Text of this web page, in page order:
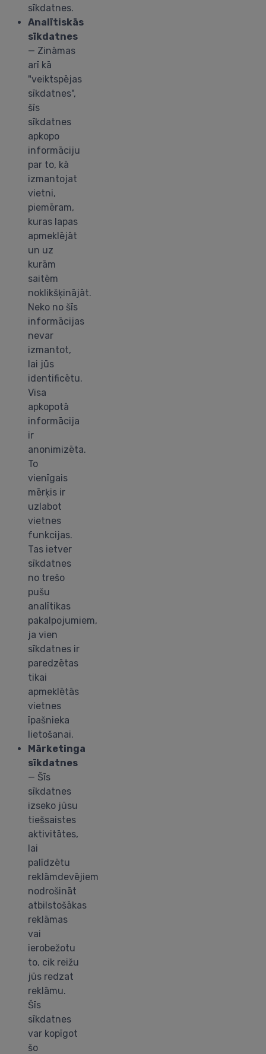
sīkdatnes.
Analītiskās
sīkdatnes
— Zināmas
arī kā
"veiktspējas
sīkdatnes",
šīs
sīkdatnes
apkopo
informāciju
par to, kā
izmantojat
vietni,
piemēram,
kuras lapas
apmeklējāt
un uz
kurām
saitēm
noklikšķinājāt.
Neko no šīs
informācijas
nevar
izmantot,
lai jūs
identificētu.
Visa
apkopotā
informācija
ir
anonimizēta.
To
vienīgais
mērķis ir
uzlabot
vietnes
funkcijas.
Tas ietver
sīkdatnes
no trešo
pušu
analītikas
pakalpojumiem,
ja vien
sīkdatnes ir
paredzētas
tikai
apmeklētās
vietnes
īpašnieka
lietošanai.
Mārketinga
sīkdatnes
— Šīs
sīkdatnes
izseko jūsu
tiešsaistes
aktivitātes,
lai
palīdzētu
reklāmdevējiem
nodrošināt
atbilstošākas
reklāmas
vai
ierobežotu
to, cik reižu
jūs redzat
reklāmu.
Šīs
sīkdatnes
var kopīgot
šo